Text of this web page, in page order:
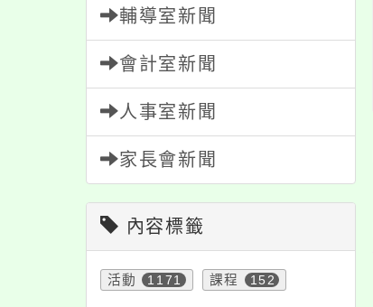
輔導室新聞
會計室新聞
人事室新聞
家長會新聞
內容標籤
活動 1171 課程 152